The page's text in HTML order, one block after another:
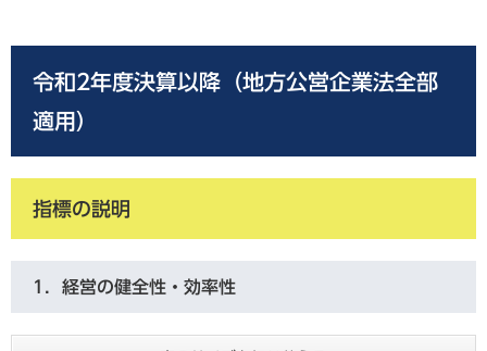
令和2年度決算以降（地方公営企業法全部
適用）
指標の説明
1．経営の健全性・効率性